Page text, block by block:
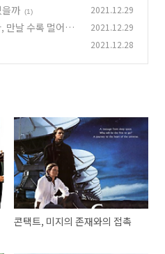
까 (1) 2021.12.29
만날 수록 멀어지
2021.12.29
2021.12.28
콘택트, 미지의 존재와의 접촉